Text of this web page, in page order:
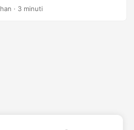
ed evidenzierai le differenze
· 3 minuti